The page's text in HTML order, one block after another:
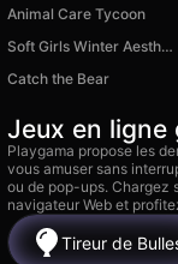
Animal Care Tycoon
Soft Girls Winter Aesthetics
Catch the Bear
Jeux en ligne
Playgama propose les
vous amuser sans
ou de pop-ups. Chargez
navigateur Web et
Tireur de